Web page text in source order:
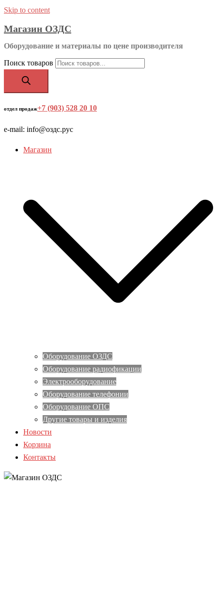
Skip to content
Магазин ОЗДС
Оборудование и материалы по цене производителя
Поиск товаров
отдел продаж+7 (903) 528 20 10
e-mail: info@оздс.рус
Магазин
Оборудование ОЗДС
Оборудование радиофикации
Электрооборудование
Оборудование телефонии
Оборудование ОПС
Другие товары и изделия
Новости
Корзина
Контакты